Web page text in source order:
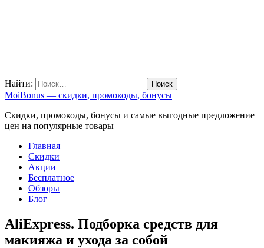
Найти:
MoiBonus — скидки, промокоды, бонусы
Скидки, промокоды, бонусы и самые выгодные предложение
цен на популярные товары
Главная
Скидки
Акции
Бесплатное
Обзоры
Блог
AliExpress. Подборка средств для
макияжа и ухода за собой